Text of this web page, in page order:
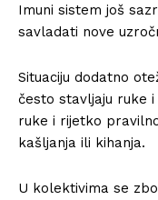
Imuni sistem još
savladati nove
Situaciju dodatno
često stavljaju ruke
ruke i rijetko
kašljanja ili kihanja.
U kolektivima se